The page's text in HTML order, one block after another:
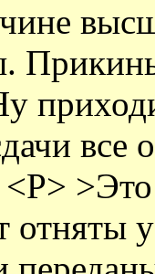
<P>
отняты